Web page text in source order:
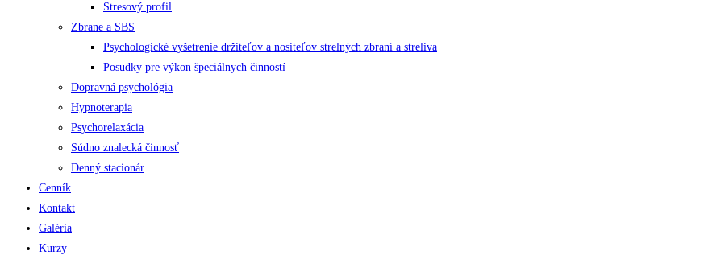
Stresový profil
Zbrane a SBS
Psychologické vyšetrenie držiteľov a nositeľov strelných zbraní a streliva
Posudky pre výkon špeciálnych činností
Dopravná psychológia
Hypnoterapia
Psychorelaxácia
Súdno znalecká činnosť
Denný stacionár
Cenník
Kontakt
Galéria
Kurzy